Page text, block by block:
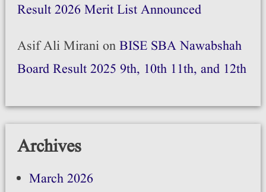
Result 2026 Merit List Announced
Asif Ali MiranionBISE SBA Nawabshah
Board Result 2025 9th, 10th 11th, and 12th
Archives
March 2026